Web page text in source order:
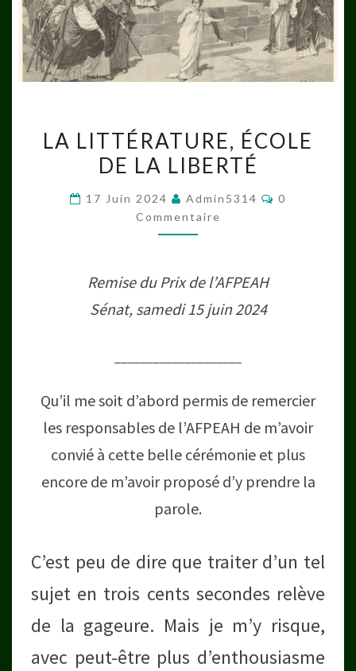
LITTÉRATURE,
ÉCOLE
LA
LIBERTÉ
LA LITTÉRATURE, ÉCOLE
DE LA LIBERTÉ
17 Juin 2024 Admin5314
0
Commentaire
Remise du Prix de l’AFPEAH
Sénat, samedi 15 juin 2024
Qu’il me soit d’abord permis de remercier
les responsables de l’AFPEAH de m’avoir
convié à cette belle cérémonie et plus
encore de m’avoir proposé d’y prendre la
parole.
C’est peu de dire que traiter d’un tel
sujet en trois cents secondes relève
de la gageure. Mais je m’y risque,
avec peut-être plus d’enthousiasme